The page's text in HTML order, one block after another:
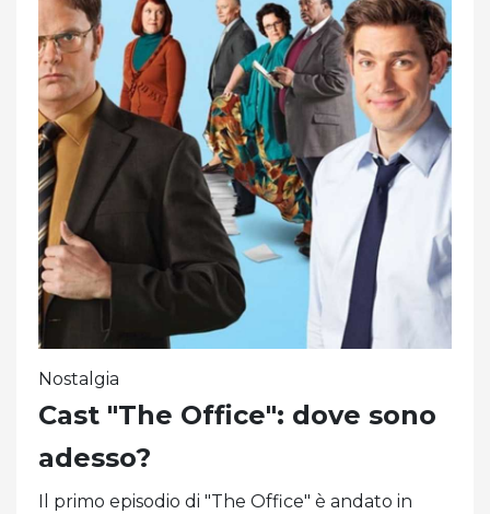
Nostalgia
Cast "The Office": dove sono
adesso?
Il primo episodio di "The Office" è andato in